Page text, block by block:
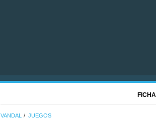
FICHA
VANDAL JUEGOS